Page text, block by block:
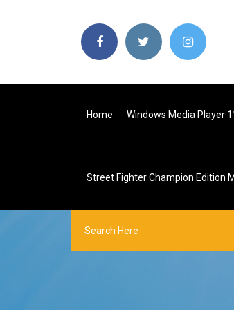
Home Windows Media Player
Street Fighter Champion Edition